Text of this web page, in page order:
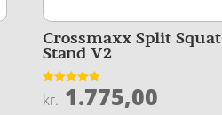
Crossmaxx Split Squat
Stand V2
Vurderet
4.9
kr. 1.775,00